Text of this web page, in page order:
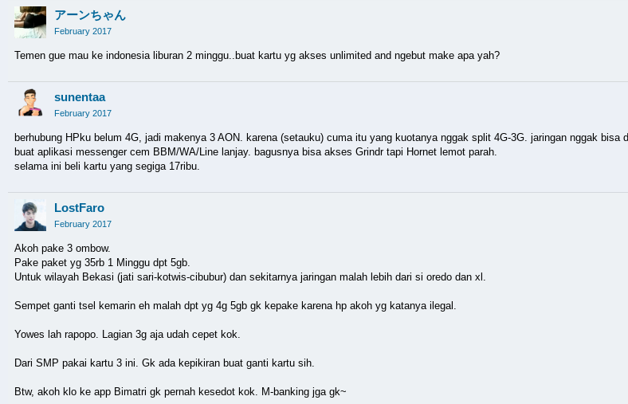
アーンちゃん
February 2017
Temen gue mau ke indonesia liburan 2 minggu..buat kartu yg akses unlimited and ngebut make apa yah?
sunentaa
February 2017
berhubung HPku belum 4G, jadi makenya 3 AON. karena (setauku) cuma itu yang kuotanya nggak split 4G-3G. jaringan nggak bisa
buat aplikasi messenger cem BBM/WA/Line lanjay. bagusnya bisa akses Grindr tapi Hornet lemot parah.
selama ini beli kartu yang segiga 17ribu.
LostFaro
February 2017
Akoh pake 3 ombow.
Pake paket yg 35rb 1 Minggu dpt 5gb.
Untuk wilayah Bekasi (jati sari-kotwis-cibubur) dan sekitarnya jaringan malah lebih dari si oredo dan xl.
Sempet ganti tsel kemarin eh malah dpt yg 4g 5gb gk kepake karena hp akoh yg katanya ilegal.
Yowes lah rapopo. Lagian 3g aja udah cepet kok.
Dari SMP pakai kartu 3 ini. Gk ada kepikiran buat ganti kartu sih.
Btw, akoh klo ke app Bimatri gk pernah kesedot kok. M-banking jga gk~